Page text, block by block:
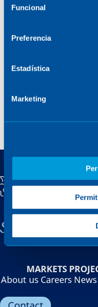
Funcional
Preferencia
Estadística
Marketing
Sener, a family
MARKETS
About us Careers